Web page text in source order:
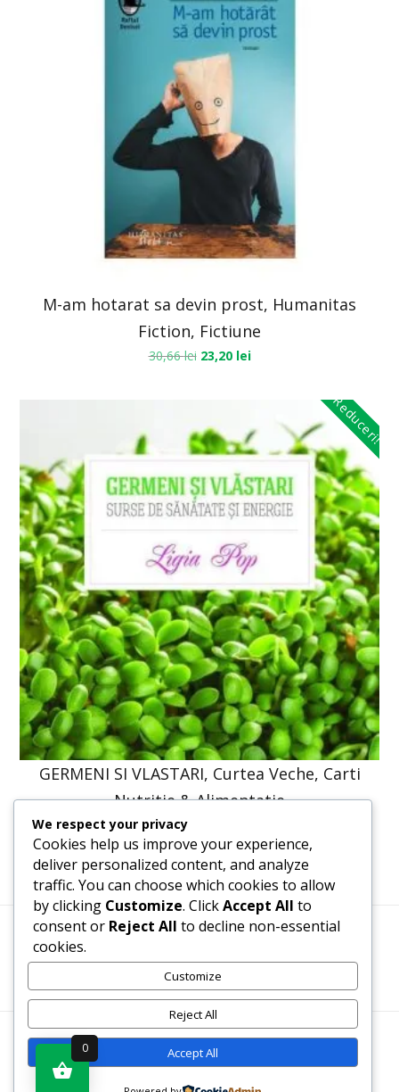
M-am hotarat sa devin prost, Humanitas
Fiction, Fictiune
30,66lei 23,20 lei
Reduceri!
GERMENI SI VLASTARI, Curtea Veche, Carti
Nutritie & Alimentatie
41,23lei
Termeni, Condiții & Protecția Datelor (GDPR)
WWW.RECENZII-CARTI.RO ©2026 TOATE DREPTURILE
REZERVATE
We respect your privacy
Cookies help us improve your experience,
deliver personalized content, and analyze
traffic. You can choose which cookies to allow
by clicking Customize. ClickAccept All to
consent or Reject All to decline non-essential
cookies.
Customize
Reject All
Accept All
0